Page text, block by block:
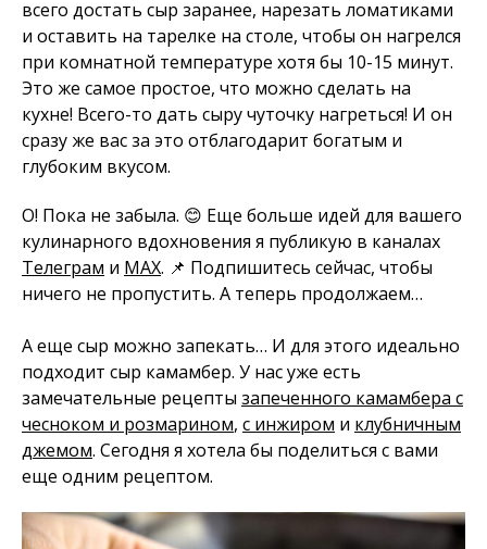
всего достать сыр заранее, нарезать ломатиками
и оставить на тарелке на столе, чтобы он нагрелся
при комнатной температуре хотя бы 10-15 минут.
Это же самое простое, что можно сделать на
кухне! Всего-то дать сыру чуточку нагреться! И он
сразу же вас за это отблагодарит богатым и
глубоким вкусом.
О! Пока не забыла. 😊 Еще больше идей для вашего
кулинарного вдохновения я публикую в каналах
Телеграм и MAX. 📌 Подпишитесь сейчас, чтобы
ничего не пропустить. А теперь продолжаем…
А еще сыр можно запекать… И для этого идеально
подходит сыр камамбер. У нас уже есть
замечательные рецепты запеченного камамбера с
чесноком и розмарином, с инжиром и клубничным
джемом. Сегодня я хотела бы поделиться с вами
еще одним рецептом.